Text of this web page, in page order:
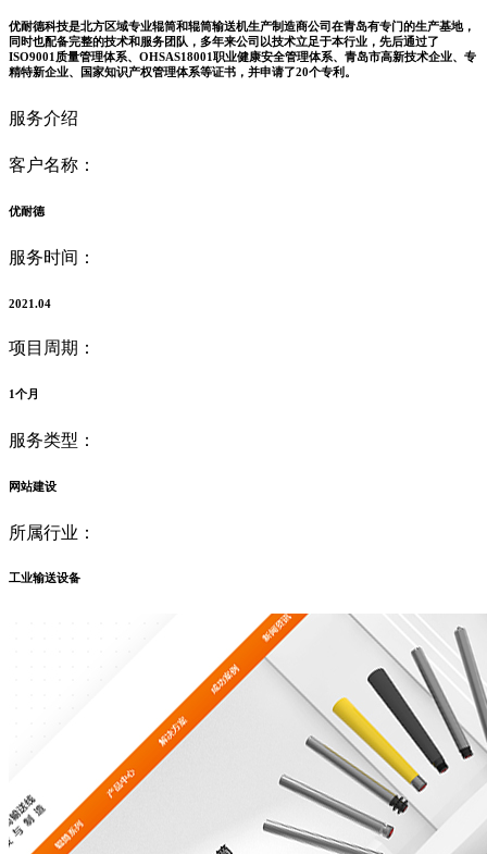
优耐德科技是北方区域专业辊筒和辊筒输送机生产制造商公司在青岛有专门的生产基地，
同时也配备完整的技术和服务团队，多年来公司以技术立足于本行业，先后通过了
ISO9001质量管理体系、OHSAS18001职业健康安全管理体系、青岛市高新技术企业、专
精特新企业、国家知识产权管理体系等证书，并申请了20个专利。
服务介绍
客户名称：
优耐德
服务时间：
2021.04
项目周期：
1个月
服务类型：
网站建设
所属行业：
工业输送设备